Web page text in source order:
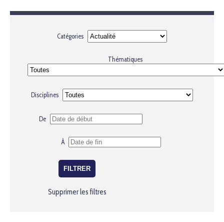
Catégories
Thématiques
Disciplines
De
À
Supprimer les filtres